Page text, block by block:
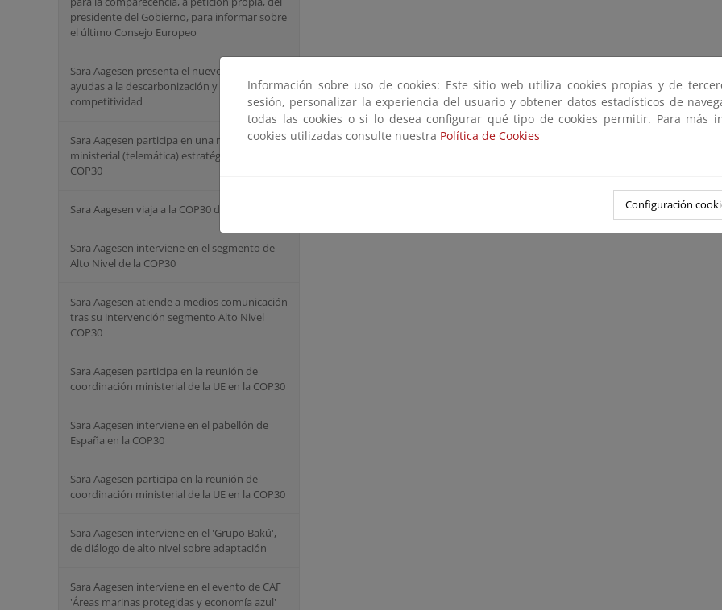
presidente del Gobierno, para informar sobre
el último Consejo Europeo
Sara Aagesen presenta el nuevo paquete de
ayudas a la descarbonización y
competitividad
Sara Aagesen participa en una reunión
ministerial (telemática) estratégica sobre la
COP30
Sara Aagesen viaja a la COP30 de Belém
Sara Aagesen interviene en el segmento de
Alto Nivel de la COP30
Sara Aagesen atiende a medios comunicación
tras su intervención segmento Alto Nivel
COP30
Sara Aagesen participa en la reunión de
coordinación ministerial de la UE en la COP30
Sara Aagesen interviene en el pabellón de
España en la COP30
Sara Aagesen participa en la reunión de
coordinación ministerial de la UE en la COP30
Sara Aagesen interviene en el 'Grupo Bakú',
de diálogo de alto nivel sobre adaptación
Sara Aagesen interviene en el evento de CAF
'Áreas marinas protegidas y economía azul'
Información sobre uso de cookies: Este sitio web utiliza cookies propias y de
sesión, personalizar la experiencia del usuario y obtener datos estadísticos de
todas las cookies o si lo desea configurar qué tipo de cookies permitir. Para más
cookies utilizadas consulte nuestra Política de Cookies
Configuración